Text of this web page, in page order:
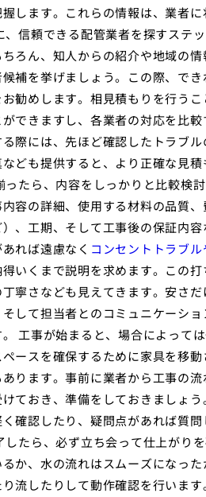
します。これらの情報は、業者
、信頼できる配管業者を探すステ
ろん、知人からの紹介や地域の
補を挙げましょう。この際、で
勧めします。相見積もりを行う
できますし、各業者の対応を比
際には、先ほど確認したトラブ
ども提供すると、より正確な見
ったら、内容をしっかりと比較検
容の詳細、使用する材料の品質
、工期、そして工事後の保証内
れば遠慮なく コンセントトラブ
いくまで説明を求めます。この打
寧さなども見えてきます。安さ
して担当者とのコミュニケーシ
工事が始まると、場合によって
ースを確保するために家具を移
ります。事前に業者から工事の
ておき、準備をしておきましょ
確認したり、疑問点があれば質
したら、必ず立ち会って仕上がり
か、水の流れはスムーズになっ
流したりして動作確認を行いま